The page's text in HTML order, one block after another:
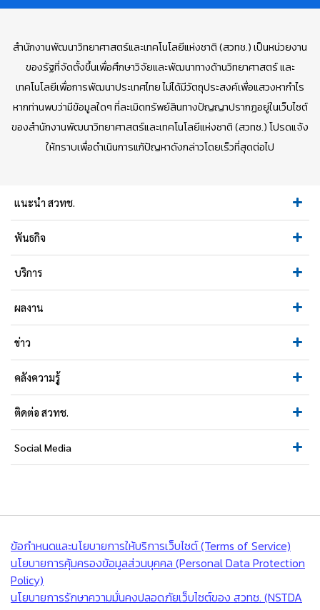
สำนักงานพัฒนาวิทยาศาสตร์และเทคโนโลยีแห่งชาติ (สวทช.) เป็นหน่วยงาน
ของรัฐที่จัดตั้งขึ้นเพื่อศึกษาวิจัยและพัฒนาทางด้านวิทยาศาสตร์ และ
เทคโนโลยีเพื่อการพัฒนาประเทศไทย ไม่ได้มีวัตถุประสงค์เพื่อแสวงหากำไร
หากท่านพบว่ามีข้อมูลใดๆ ที่ละเมิดทรัพย์สินทางปัญญาปรากฏอยู่ในเว็บไซต์
ของสำนักงานพัฒนาวิทยาศาสตร์และเทคโนโลยีแห่งชาติ (สวทช.) โปรดแจ้ง
ให้ทราบเพื่อดำเนินการแก้ปัญหาดังกล่าวโดยเร็วที่สุดต่อไป
แนะนำ สวทช.
พันธกิจ
บริการ
ผลงาน
ข่าว
คลังความรู้
ติดต่อ สวทช.
Social Media
ข้อกำหนดและนโยบายการให้บริการเว็บไซต์ (Terms of Service)
นโยบายการคุ้มครองข้อมูลส่วนบุคคล (Personal Data Protection
Policy)
นโยบายการรักษาความมั่นคงปลอดภัยเว็บไซต์ของ สวทช. (NSTDA